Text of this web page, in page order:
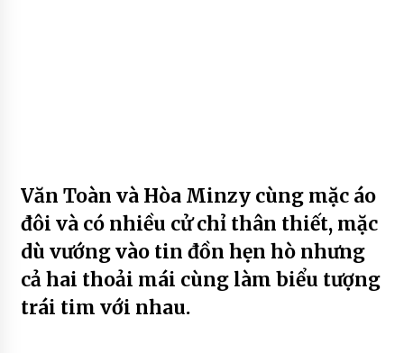
Văn Toàn và Hòa Minzy cùng mặc áo
đôi và có nhiều cử chỉ thân thiết, mặc
dù vướng vào tin đồn hẹn hò nhưng
cả hai thoải mái cùng làm biểu tượng
trái tim với nhau.